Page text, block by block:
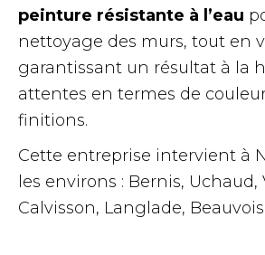
peinture résistante à l’eau
nettoyage des murs, tout en
garantissant un résultat à la
attentes en termes de
finitions.
Cette entreprise intervient à
les environs : Bernis, Uchaud,
Calvisson, Langlade,